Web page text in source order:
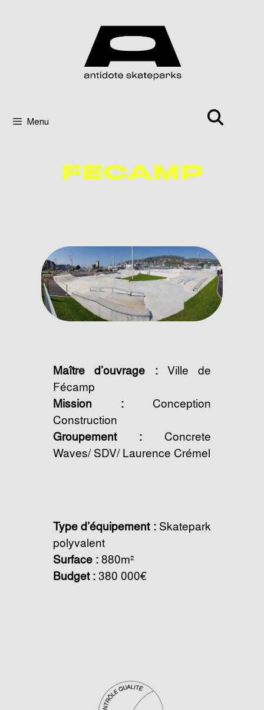
Menu
FECAMP
Maître d’ouvrage :Ville de
Fécamp
Mission : Conception
Construction
Groupement : Concrete
Waves/ SDV/ Laurence Crémel
Type d’équipement :Skatepark
polyvalent
Surface :880m²
Budget :380 000€